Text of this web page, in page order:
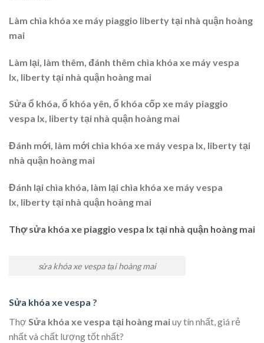
Làm chìa khóa xe máy piaggio liberty tại nhà quận hoàng
mai
Làm lại, làm thêm, đánh thêm chìa khóa xe máy vespa
lx, liberty tại nhà quận hoàng mai
Sửa ổ khóa, ổ khóa yên, ổ khóa cốp xe máy piaggio
vespa lx, liberty tại nhà quận hoàng mai
Đánh mới, làm mới chìa khóa xe máy vespa lx, liberty tại
nhà quận hoàng mai
Đánh lại chìa khóa, làm lại chìa khóa xe máy vespa
lx, liberty tại nhà quận hoàng mai
Thợ sửa khóa xe piaggio vespa lx tại nhà quận hoàng mai
sửa khóa xe vespa tại hoàng mai
Sửa khóa xe vespa ?
Thợ Sửa khóa xe vespa tại hoàng maiuy tín nhất, giá rẻ
nhất và chất lượng tốt nhất?